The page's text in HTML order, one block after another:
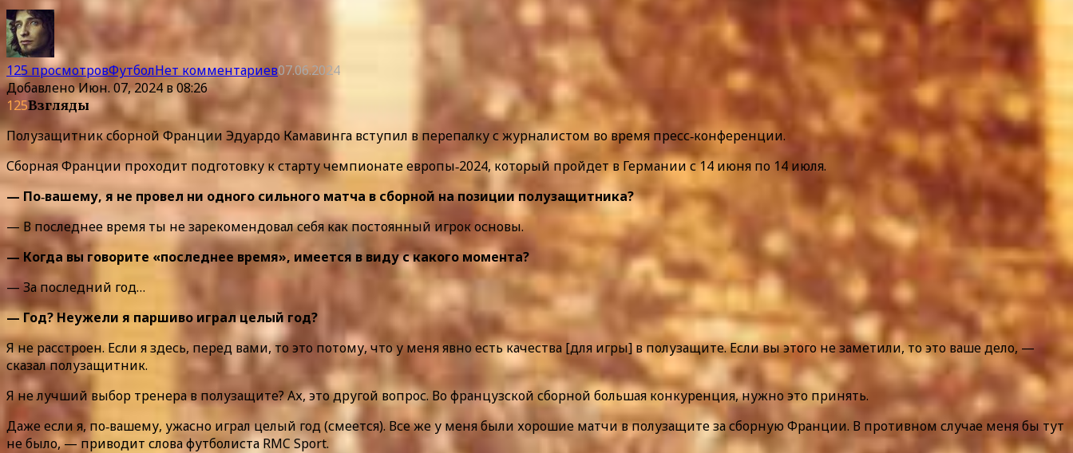
125 просмотровФутболНет комментариев07.06.2024
ДобавленоИюн. 07, 2024 в 08:26
125Взгляды
Полузащитник сборной Франции Эдуардо Камавинга вступил в перепалку с журналистом во время пресс‑конференции.
Сборная Франции проходит подготовку к старту чемпионате европы‑2024, который пройдет в Германии с 14 июня по 14 июля.
— По‑вашему, я не провел ни одного сильного матча в сборной на позиции полузащитника?
— В последнее время ты не зарекомендовал себя как постоянный игрок основы.
— Когда вы говорите «последнее время», имеется в виду с какого момента?
— За последний год…
— Год? Неужели я паршиво играл целый год?
Я не расстроен. Если я здесь, перед вами, то это потому, что у меня явно есть качества [для игры] в полузащите. Если вы этого не заметили, то это ваше дело, —
сказал полузащитник.
Я не лучший выбор тренера в полузащите? Ах, это другой вопрос. Во французской сборной большая конкуренция, нужно это принять.
Даже если я, по‑вашему, ужасно играл целый год (смеется). Все же у меня были хорошие матчи в полузащите за сборную Франции. В противном случае меня бы тут
не было, — приводит слова футболиста RMC Sport.